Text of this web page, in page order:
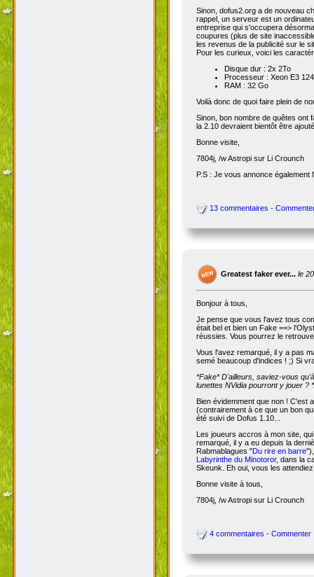
Sinon, dofus2.org a de nouveau
rappel, un serveur est un
entreprise qui s'occupera
coupures (plus de site
les revenus de la publicité sur le
Pour les curieux, voici les
Disque dur : 2x 2To
Processeur : Xeon E3
RAM : 32 Go
Voilà donc de quoi faire plein de
Sinon, bon nombre de quêtes ont
la 2.10 devraient bientôt être
Bonne visite,
7804j, /w Astropi sur Li Crounch
P.S : Je vous annonce
13 commentaires -
Greatest faker ever... le
Bonjour à tous,
Je pense que vous l'avez tous
était bel et bien un Fake ==>
réussies. Vous pourrez le
Vous l'avez remarqué, il y a pas
semé beaucoup d'indices ! ;) Si
*Fake*D'ailleurs, saviez-vous
lunettes NVidia pourront y jouer ?
Bien évidemment que non ! C'est
(contrairement à ce que un bon
été suivi de Dofus 1.10...
Les joueurs accros à mon site,
remarqué, il y a eu depuis la
Rabmablagues "Du rire en barre
Labyrinthe du Minotoror, dans la
Skeunk. Eh oui, vous les
Bonne visite à tous,
7804j, /w Astropi sur Li Crounch
4 commentaires - Commenter